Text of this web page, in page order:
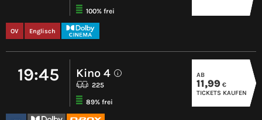
100% frei
OV Englisch
19:45 Kino 4 i
225
89% frei
AB
11,99 €
TICKETS KAUFEN